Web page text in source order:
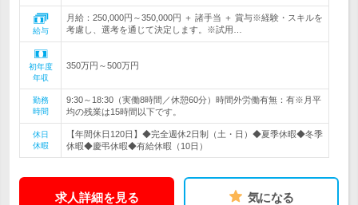
給与
月給：250,000円～350,000円 ＋ 諸手当 ＋ 賞与※経験・スキルを
考慮し、選考を通じて決定します。※試用…
初年度
年収
350万円～500万円
勤務
時間
9:30～18:30（実働8時間／休憩60分）時間外労働有無：有※月平
均の残業は15時間以下です。
休日
休暇
【年間休日120日】◆完全週休2日制（土・日）◆夏季休暇◆冬季
休暇◆慶弔休暇◆有給休暇（10日）
求人詳細を見る 気になる